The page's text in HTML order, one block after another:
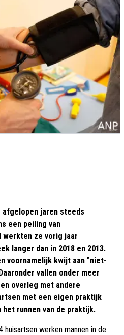
afgelopen jaren steeds
een peiling van
ze vorig jaar
langer dan in 2018 en 2013.
voornamelijk kwijt aan "niet-
vallen onder meer
overleg met andere
met een eigen praktijk
runnen van de praktijk.
huisartsen werken mannen in de